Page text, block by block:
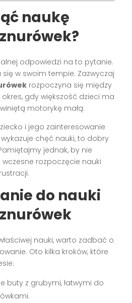
naukę
odpowiedzi na to pytanie.
się w swoim tempie. Zazwyczaj
rozpoczyna się między
gdy większość dzieci ma
motorykę małą.
i jego zainteresowanie
chęć nauki, to dobry
jednak, by nie
rozpoczęcie nauki
do nauki
nauki, warto zadbać o
Oto kilka kroków, które
buty z grubymi, łatwymi do